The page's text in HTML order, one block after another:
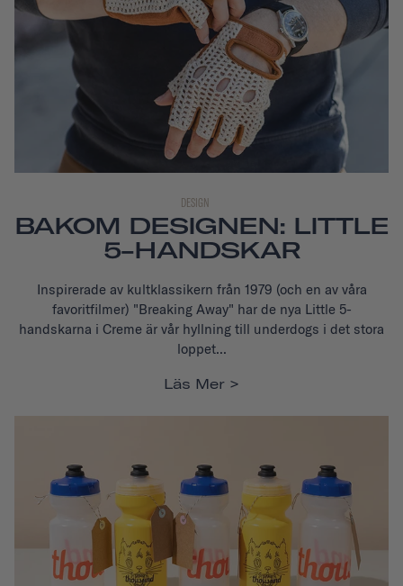
DESIGN
BAKOM DESIGNEN: LITTLE
5-HANDSKAR
Inspirerade av kultklassikern från 1979 (och en av våra
favoritfilmer) "Breaking Away" har de nya Little 5-
handskarna i Creme är vår hyllning till underdogs i det stora
loppet...
Läs Mer